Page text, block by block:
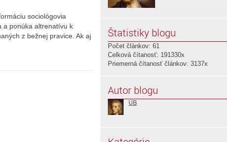
sociológovia
a ponúka altrenatívu k
z bežnej pravice. Ak aj
Štatistiky blogu
Počet článkov: 61
Celková čítanosť: 191330x
Priemerná čítanosť článkov: 3137x
Autor blogu
ÚB